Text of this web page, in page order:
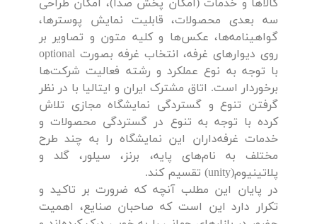
کالاها و خدمات (امکان پخش صدا)، امکان طراحی
سه بعدی محصولات، قابلیت نمایش پوسترها،
گواهینامه‌ها، عکس‌ها و کلیه متون و تصاویر بر
روی دیوارهای غرفه، انتخاب غرفه بصورت optional
با توجه به نوع عملکرد و رشته فعالیت شرکت‌ها
برخوردار است. اتاق مشترک ایران و ایتالیا با در نظر
گرفتن تنوع و گستردگی نمایشگاه مجازی تلاش
کرده با توجه به تنوع در گستردگی محصولات و
خدمات غرفه‌داران این نمایشگاه را به چند طرح
مختلف به نام‌های پایه، برنز، سیلور، گلد و
پلاتینیوم(unity) تقسیم کند.
در پایان این مطلب آنچه که ضرورت بر تاکید و
تکرار دارد این است که صاحبان صنایع، اهمیت